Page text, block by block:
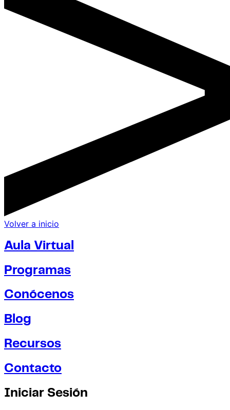
Volver a inicio
Aula Virtual
Programas
Conócenos
Blog
Recursos
Contacto
Iniciar Sesión